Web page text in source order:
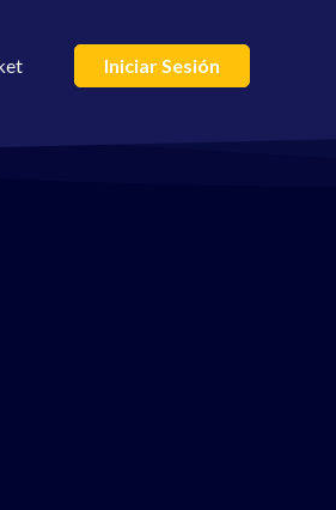
Iniciar Sesión